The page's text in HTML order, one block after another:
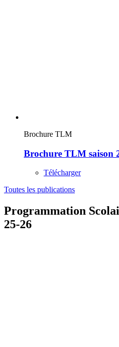
Brochure TLM
Brochure TLM saison
Télécharger
Toutes les publications
Programmation
25-26